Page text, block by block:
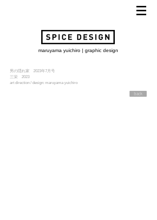
maruyama yuichiro | graphic design
男の隠れ家 2023年7月号
​三栄 2023
art direction / design: maruyama yuichiro
back